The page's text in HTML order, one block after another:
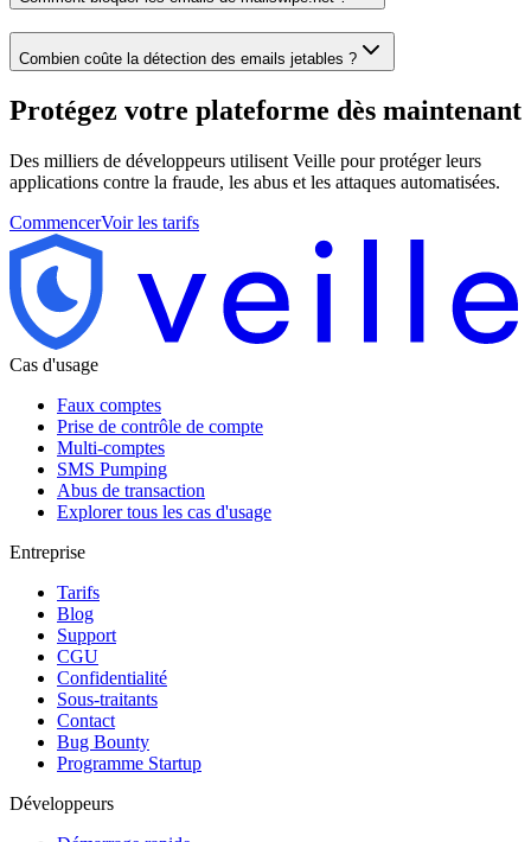
Combien coûte la détection des emails jetables ?
Protégez votre plateforme dès maintenant
Des milliers de développeurs utilisent Veille pour protéger leurs
applications contre la fraude, les abus et les attaques automatisées.
CommencerVoir les tarifs
Cas d'usage
Faux comptes
Prise de contrôle de compte
Multi-comptes
SMS Pumping
Abus de transaction
Explorer tous les cas d'usage
Entreprise
Tarifs
Blog
Support
CGU
Confidentialité
Sous-traitants
Contact
Bug Bounty
Programme Startup
Développeurs